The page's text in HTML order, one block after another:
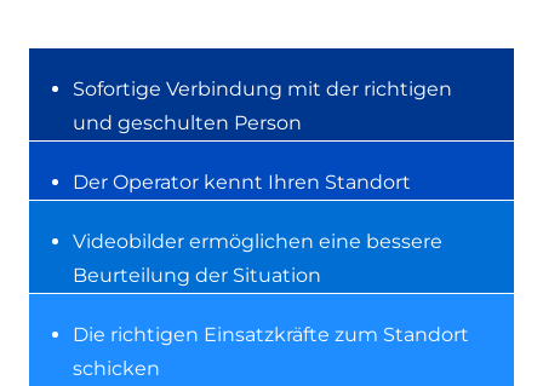
Sofortige Verbindung mit der richtigen
und geschulten Person
Der Operator kennt Ihren Standort
Videobilder ermöglichen eine bessere
Beurteilung der Situation
Die richtigen Einsatzkräfte zum Standort
schicken